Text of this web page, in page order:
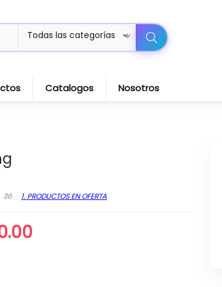
Todas las categorías
Catalogos Nosotros
36 1. PRODUCTOS EN OFERTA
El